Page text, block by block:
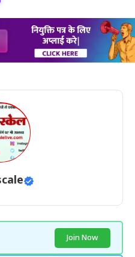
Join Now